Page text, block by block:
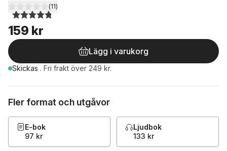
4,8utav 5 stjärnor. Totalt antal röster:
(11)
159 kr
Lägg i varukorg
Skickas . Fri frakt över 249 kr.
Fler format och utgåvor
E-bok
97 kr
Ljudbok
133 kr